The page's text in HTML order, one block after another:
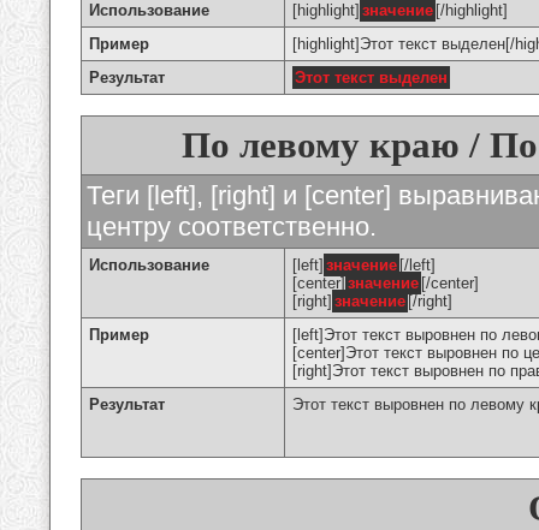
Использование [highlight] значение [/highlight]
Пример
[highlight]Этот текст выделен[/
Результат
Этот текст выделен
По левому краю /
Теги [left], [right] и [center]
центру соответственно.
Использование [left] значение [/left]
[center] значение [/center]
[right] значение [/right]
Пример
[left]Этот текст выровнен по
[center]Этот текст выровнен по
[right]Этот текст выровнен по
Результат
Этот текст выровнен по левому